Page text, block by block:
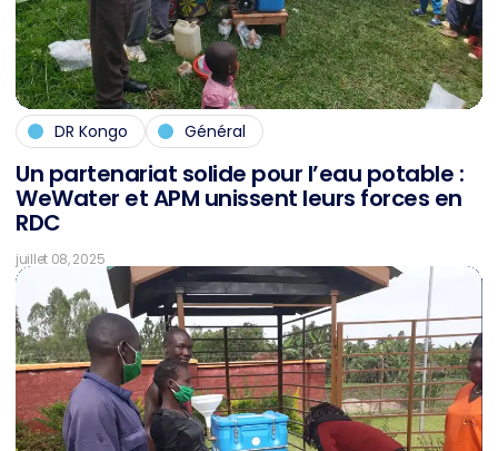
DR Kongo Général
Un par­ten­ari­at so­li­de pour l’eau pota­ble :
We­Wa­ter et APM unis­sent leurs forces en
RDC
juillet 08, 2025